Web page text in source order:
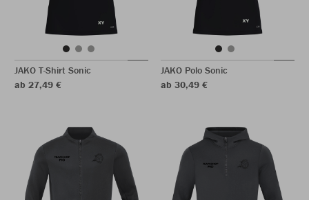
JAKO T-Shirt Sonic
ab 27,49 €
JAKO Polo Sonic
ab 30,49 €